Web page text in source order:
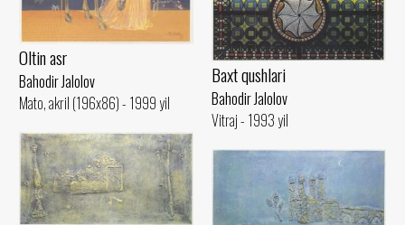
Oltin asr
Bahodir Jalolov
Mato, akril (196x86) - 1999 yil
Baxt qushlari
Bahodir Jalolov
Vitraj - 1993 yil